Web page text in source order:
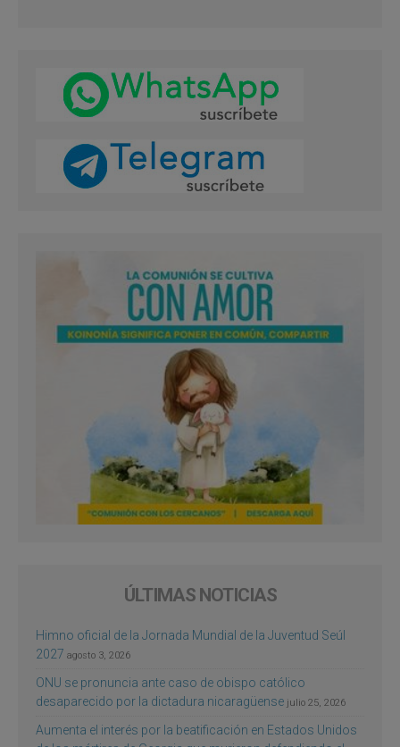
ÚLTIMAS NOTICIAS
Himno oficial de la Jornada Mundial de la Juventud Seúl
2027 agosto 3, 2026
ONU se pronuncia ante caso de obispo católico
desaparecido por la dictadura nicaragüense julio 25, 2026
Aumenta el interés por la beatificación en Estados Unidos